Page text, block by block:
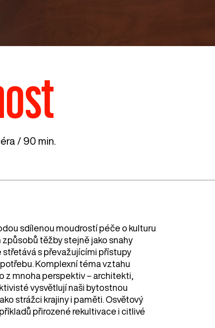
/ 90 min.
sdílenou moudrostí péče o kulturu
těžby stejně jako snahy
s převažujícími přístupy
Komplexní téma vztahu
z mnoha perspektiv – architekti,
vysvětlují naši bytostnou
strážci krajiny i paměti. Osvětový
přirozené rekultivace i citlivé